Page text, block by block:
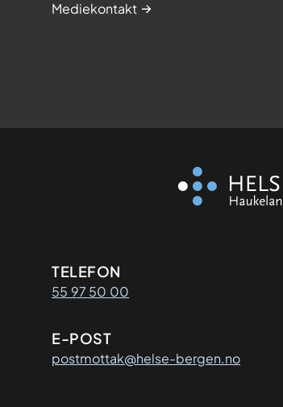
Mediekontakt
Kontaktinformasjon
TELEFON
55 97 50 00
E-POST
postmottak@helse-bergen.no